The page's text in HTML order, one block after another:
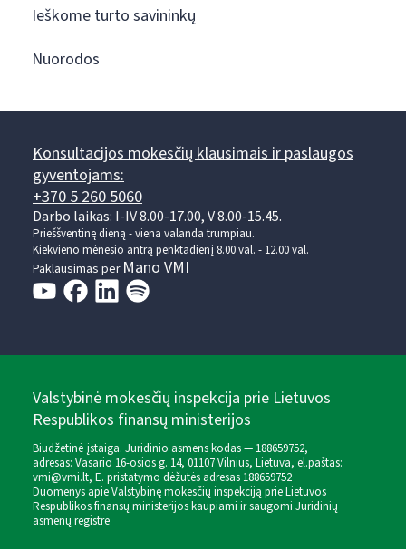
Ieškome turto savininkų
Nuorodos
Konsultacijos mokesčių klausimais ir paslaugos
gyventojams:
+370 5 260 5060
Darbo laikas: I-IV 8.00-17.00, V 8.00-15.45.
Prieššventinę dieną - viena valanda trumpiau.
Kiekvieno mėnesio antrą penktadienį 8.00 val. - 12.00 val.
Paklausimas perMano VMI
Valstybinė mokesčių inspekcija prie Lietuvos
Respublikos finansų ministerijos
Biudžetinė įstaiga. Juridinio asmens kodas — 188659752,
adresas: Vasario 16-osios g. 14, 01107 Vilnius, Lietuva, el.paštas:
vmi@vmi.lt, E. pristatymo dėžutės adresas 188659752
Duomenys apie Valstybinę mokesčių inspekciją prie Lietuvos
Respublikos finansų ministerijos kaupiami ir saugomi Juridinių
asmenų registre